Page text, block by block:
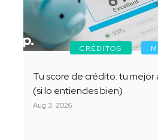
CRÉDITOS
Tu score de crédito: tu
(si lo entiendes bien)
Aug 3, 2026